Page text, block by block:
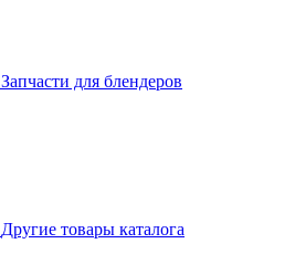
Запчасти для блендеров
Другие товары каталога